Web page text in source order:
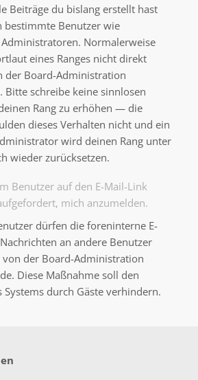
Beiträge du bislang erstellt hast
bestimmte Benutzer wie
Normalerweise
eines Ranges nicht direkt
der Board-Administration
Bitte schreibe keine sinnlosen
Rang zu erhöhen — die
dieses Verhalten nicht und ein
wird deinen Rang unter
wieder zurücksetzen.
Benutzer auf den E-Mail-Link
mich anzumelden.
dürfen die foreninterne E-
an andere Benutzer
von der Board-Administration
Diese Maßnahme soll den
Systems durch Gäste verhindern.